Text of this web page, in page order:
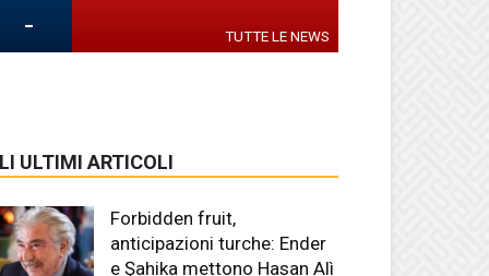
- TUTTE LE NEWS
ULTIMI ARTICOLI
Forbidden fruit,
anticipazioni turche: Ender
e Şahika mettono Hasan Alì